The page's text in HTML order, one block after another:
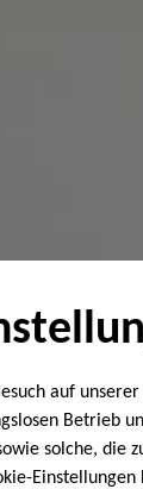
auf
Betrieb
solche, die